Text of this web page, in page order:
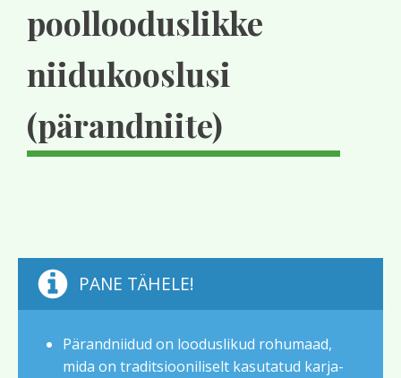
poollooduslikke
niidukooslusi
(pärandniite)
PANE TÄHELE!
Pärandniidud on looduslikud rohumaad,
mida on traditsiooniliselt kasutatud karja-